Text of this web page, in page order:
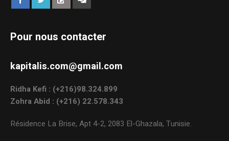
Pour nous contacter
kapitalis.com@gmail.com
Ridha Kefi : (+216)98.324.899
Zohra Abid : (+216) 22.578.343
Résidence La Brise, Apt 4-2, 2083 El-Ghazala, Tunisie.